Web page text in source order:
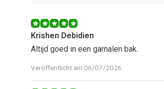
Krishen Debidien
Altijd goed in een garnalen bak.
Veröffentlicht am 06/07/2026